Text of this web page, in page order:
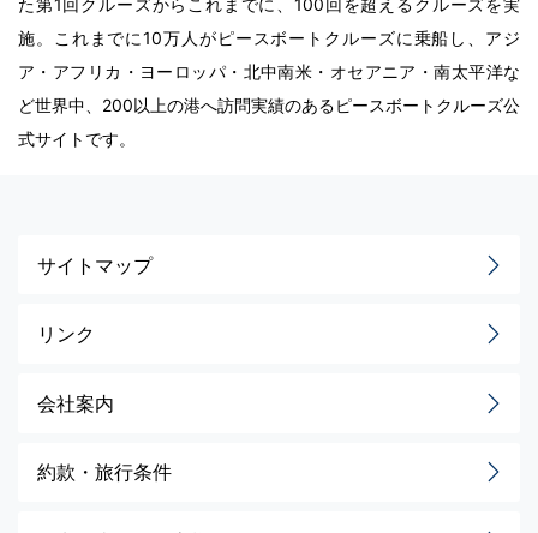
施。これまでに10万人がピースボートクルーズに乗船し、アジ
ア・アフリカ・ヨーロッパ・北中南米・オセアニア・南太平洋な
ど世界中、200以上の港へ訪問実績のあるピースボートクルーズ公
式サイトです。
サイトマップ
リンク
会社案内
約款・旅行条件